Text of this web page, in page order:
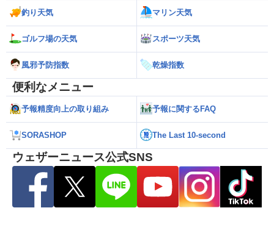
釣り天気 マリン天気
ゴルフ場の天気 スポーツ天気
風邪予防指数 乾燥指数
便利なメニュー
予報精度向上の取り組み 予報に関するFAQ
SORASHOP The Last 10-second
ウェザーニュース公式SNS